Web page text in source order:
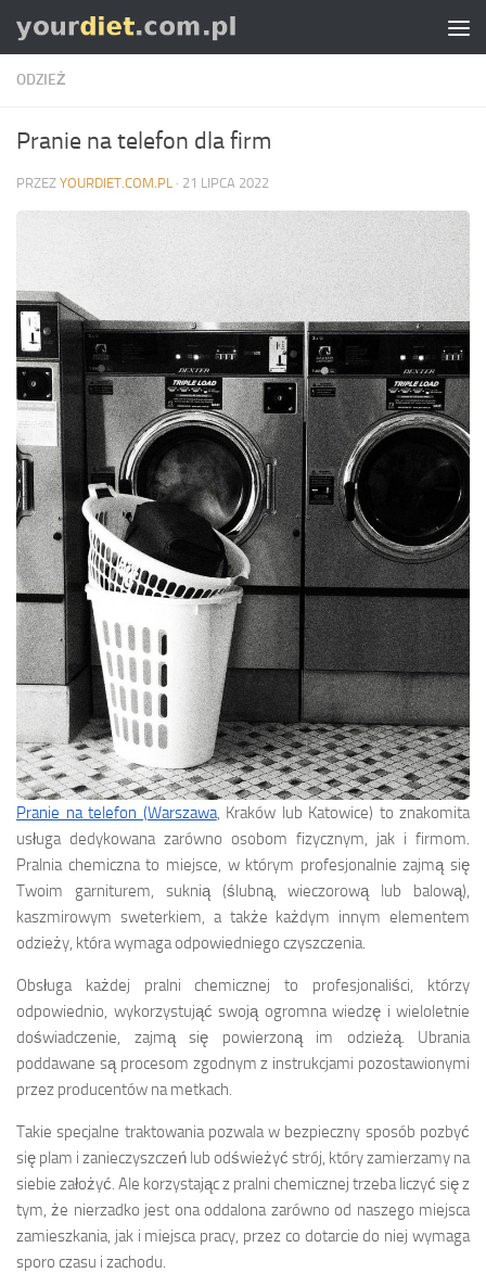
Skip to content
ODZIEŻ
Pranie na telefon dla firm
PRZEZ YOURDIET.COM.PL · 21 LIPCA 2022
Pranie na telefon (Warszawa, Kraków lub Katowice) to znakomita
usługa dedykowana zarówno osobom fizycznym, jak i firmom.
Pralnia chemiczna to miejsce, w którym profesjonalnie zajmą się
Twoim garniturem, suknią (ślubną, wieczorową lub balową),
kaszmirowym sweterkiem, a także każdym innym elementem
odzieży, która wymaga odpowiedniego czyszczenia.
Obsługa każdej pralni chemicznej to profesjonaliści, którzy
odpowiednio, wykorzystująć swoją ogromna wiedzę i wieloletnie
doświadczenie, zajmą się powierzoną im odzieżą. Ubrania
poddawane są procesom zgodnym z instrukcjami pozostawionymi
przez producentów na metkach.
Takie specjalne traktowania pozwala w bezpieczny sposób pozbyć
się plam i zanieczyszczeń lub odświeżyć strój, który zamierzamy na
siebie założyć. Ale korzystając z pralni chemicznej trzeba liczyć się z
tym, że nierzadko jest ona oddalona zarówno od naszego miejsca
zamieszkania, jak i miejsca pracy, przez co dotarcie do niej wymaga
sporo czasu i zachodu.